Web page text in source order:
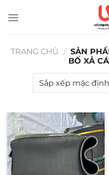
qua
TRANG CHỦ
/ SẢN
BỐ XẢ